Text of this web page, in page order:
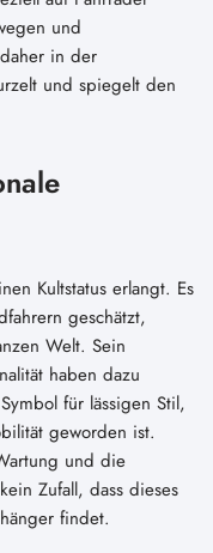
und
in der
und spiegelt den
Kultstatus erlangt. Es
geschätzt,
Welt. Sein
haben dazu
für lässigen Stil,
geworden ist.
und die
Zufall, dass dieses
findet.